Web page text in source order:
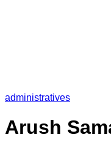
administratives
Arush